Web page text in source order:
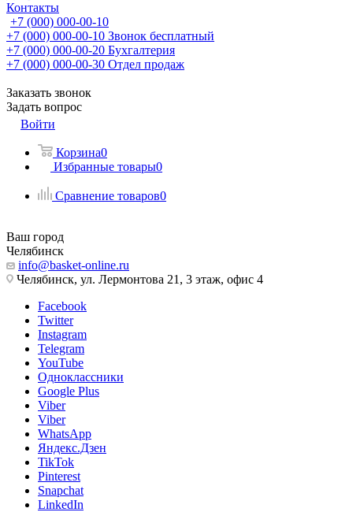
Контакты
+7 (000) 000-00-10
+7 (000) 000-00-10 Звонок бесплатный
+7 (000) 000-00-20 Бухгалтерия
+7 (000) 000-00-30 Отдел продаж
Заказать звонок
Задать вопрос
Войти
Корзина0
Избранные товары0
Сравнение товаров0
Ваш город
Челябинск
info@basket-online.ru
Челябинск, ул. Лермонтова 21, 3 этаж, офис 4
Facebook
Twitter
Instagram
Telegram
YouTube
Одноклассники
Google Plus
Viber
Viber
WhatsApp
Яндекс.Дзен
TikTok
Pinterest
Snapchat
LinkedIn